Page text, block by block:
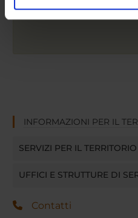
analizzare il nostro traffico.
informazioni sul modo in cui
nostri partner che si
Cerca
Ripristina
INFORMAZIONI PER IL
SERVIZI PER IL TERRITORIO
UFFICI E STRUTTURE DI
Contatti